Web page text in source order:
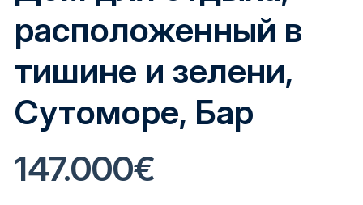
расположенный в
тишине и зелени,
Сутоморе, Бар
147.000€